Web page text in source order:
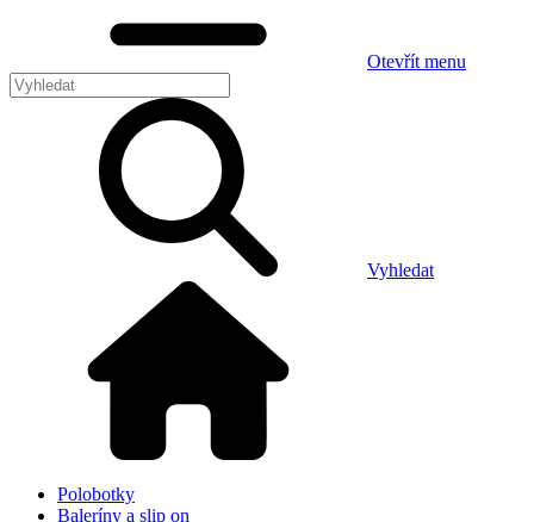
Otevřít menu
Vyhledat
Polobotky
Baleríny a slip on